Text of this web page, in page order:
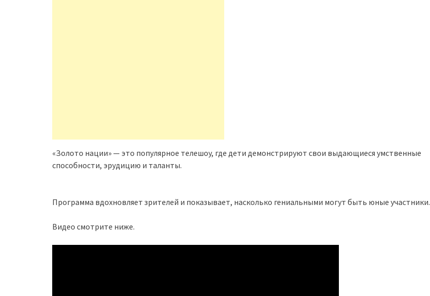
«Золото нации» — это популярное телешоу, где дети демонстрируют свои выдающиеся умственные
способности, эрудицию и таланты.
Программа вдохновляет зрителей и показывает, насколько гениальными могут быть юные участники.
Видео смотрите ниже.